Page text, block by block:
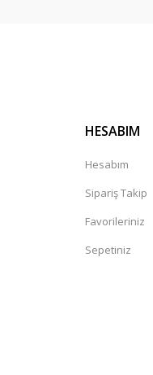
HESABIM
Hesabım
Sipariş Takip
Favorileriniz
Sepetiniz